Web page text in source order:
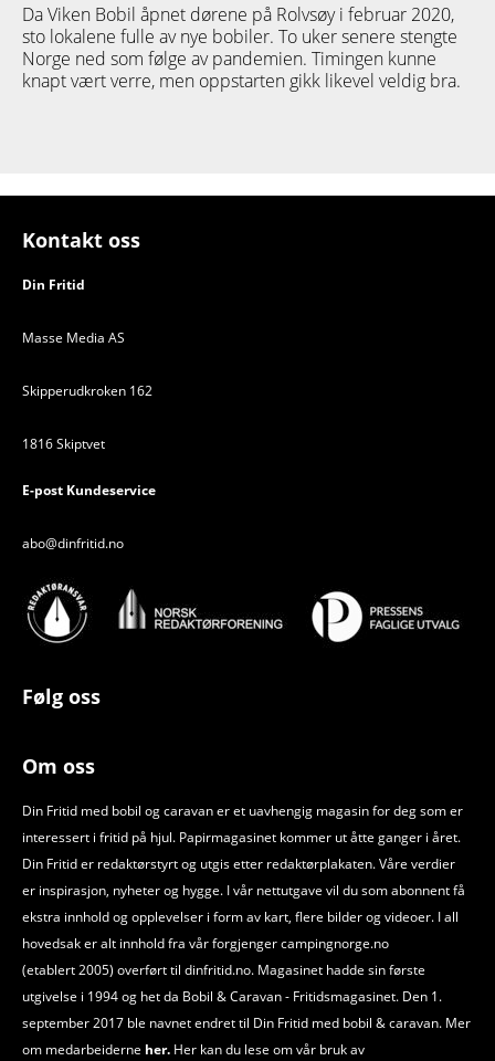
Da Viken Bobil åpnet dørene på Rolvsøy i februar 2020,
sto lokalene fulle av nye bobiler. To uker senere stengte
Norge ned som følge av pandemien. Timingen kunne
knapt vært verre, men oppstarten gikk likevel veldig bra.
Kontakt oss
Din Fritid
Masse Media AS
Skipperudkroken 162
1816 Skiptvet
E-post Kundeservice
abo@dinfritid.no
Følg oss
Om oss
Din Fritid med bobil og caravan er et uavhengig magasin for deg som er
interessert i fritid på hjul. Papirmagasinet kommer ut åtte ganger i året.
Din Fritid er redaktørstyrt og utgis etter redaktørplakaten. Våre verdier
er inspirasjon, nyheter og hygge. I vår nettutgave vil du som abonnent få
ekstra innhold og opplevelser i form av kart, flere bilder og videoer. I all
hovedsak er alt innhold fra vår forgjenger campingnorge.no
(etablert 2005) overført til dinfritid.no. Magasinet hadde sin første
utgivelse i 1994 og het da Bobil &Caravan - Fritidsmagasinet. Den 1.
september 2017 ble navnet endret til Din Fritid med bobil &caravan. Mer
om medarbeiderne her. Her kan du lese om vår bruk av